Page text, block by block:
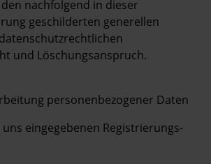
nachfolgend in dieser
geschilderten generellen
und Löschungsanspruch.
personenbezogener Daten
eingegebenen Registrierungs-